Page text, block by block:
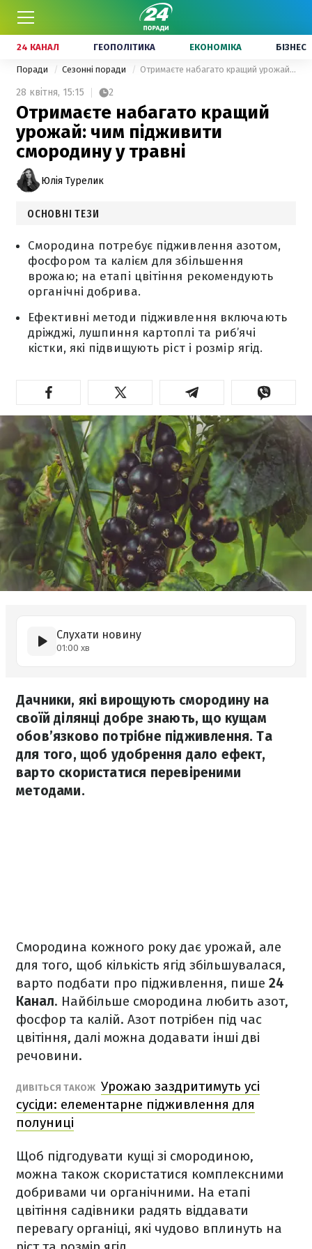
24 КАНАЛ ГЕОПОЛІТИКА ЕКОНОМІКА БІЗНЕС
Поради Сезонні поради Отримаєте набагато кращий урожай: чим підживити смородину у травні
28 квітня, 15:15 2
Отримаєте набагато кращий
урожай: чим підживити
смородину у травні
Юлія Турелик
ОСНОВНІ ТЕЗИ
Смородина потребує підживлення азотом,
фосфором та калієм для збільшення
врожаю; на етапі цвітіння рекомендують
органічні добрива.
Ефективні методи підживлення включають
дріжджі, лушпиння картоплі та риб’ячі
кістки, які підвищують ріст і розмір ягід.
Слухати новину
01:00 хв
Дачники, які вирощують смородину на
своїй ділянці добре знають, що кущам
обов’язково потрібне підживлення. Та
для того, щоб удобрення дало ефект,
варто скористатися перевіреними
методами.
Смородина кожного року дає урожай, але
для того, щоб кількість ягід збільшувалася,
варто подбати про підживлення, пише 24
Канал. Найбільше смородина любить азот,
фосфор та калій. Азот потрібен під час
цвітіння, далі можна додавати інші дві
речовини.
ДИВІТЬСЯ ТАКОЖ Урожаю заздритимуть усі
сусіди: елементарне підживлення для
полуниці
Щоб підгодувати кущі зі смородиною,
можна також скористатися комплексними
добривами чи органічними. На етапі
цвітіння садівники радять віддавати
перевагу органіці, які чудово вплинуть на